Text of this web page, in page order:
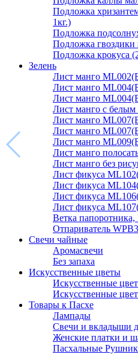
Подложка
1кг.)
Подложка
Подложка гвоздики
Подложка крокуса
Зелень
Лист манго
Лист манго
Лист манго
Лист манго с
Лист манго
Лист манго
Лист манго
Лист манго
Лист манго без
Лист фикуса
Лист фикуса
Лист фикуса
Лист фикуса
Ветка папоротника,
Отпариватель
Свечи чайные
Аромасвечи
Без запаха
Искусственные цветы
Искусственные
Искусственные
Товары к Пасхе
Лампады
Свечи и вкладыши
Женские платки и
Пасхальные